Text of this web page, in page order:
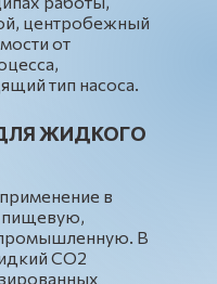
центробежный
от
тип насоса.
ЖИДКОГО
в
пищевую,
В
СО2